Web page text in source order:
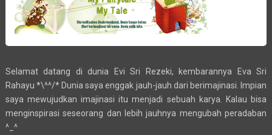
Selamat datang di dunia Evi Sri Rezeki, kembarannya Eva Sri
Rahayu *\^^/* Dunia saya enggak jauh-jauh dari berimajinasi. Impian
saya mewujudkan imajinasi itu menjadi sebuah karya. Kalau bisa
menginspirasi seseorang dan lebih jauhnya mengubah peradaban
^_^